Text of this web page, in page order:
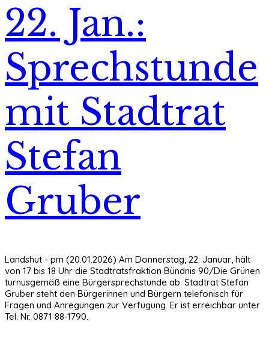
22. Jan.:
Sprechstunde
mit Stadtrat
Stefan
Gruber
Landshut - pm (20.01.2026) Am Donnerstag, 22. Januar, hält
von 17 bis 18 Uhr die Stadtratsfraktion Bündnis 90/Die Grünen
turnusgemäß eine Bürgersprechstunde ab. Stadtrat Stefan
Gruber steht den Bürgerinnen und Bürgern telefonisch für
Fragen und Anregungen zur Verfügung. Er ist erreichbar unter
Tel. Nr. 0871 88-1790.